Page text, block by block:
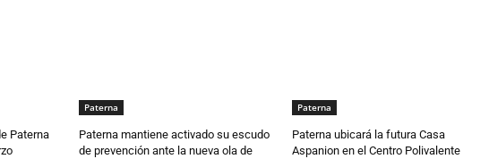
Paterna
Paterna
Paterna mantiene activado su escudo
de prevención ante la nueva ola de
Paterna
Paterna ubicará la futura Casa
Aspanion en el Centro Polivalente